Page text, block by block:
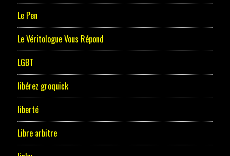
Le Pen
Le Véritologue Vous Répond
LGBT
libérez groquick
liberté
Libre arbitre